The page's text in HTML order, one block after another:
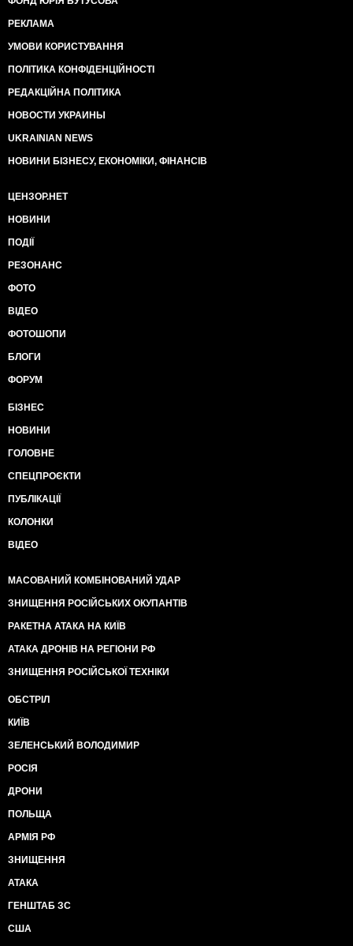
РЕКЛАМА
УМОВИ КОРИСТУВАННЯ
ПОЛІТИКА КОНФІДЕНЦІЙНОСТІ
РЕДАКЦІЙНА ПОЛІТИКА
НОВОСТИ УКРАИНЫ
UKRAINIAN NEWS
НОВИНИ БІЗНЕСУ, ЕКОНОМІКИ, ФІНАНСІВ
ЦЕНЗОР.НЕТ
НОВИНИ
ПОДІЇ
РЕЗОНАНС
ФОТО
ВІДЕО
ФОТОШОПИ
БЛОГИ
ФОРУМ
БІЗНЕС
НОВИНИ
ГОЛОВНЕ
СПЕЦПРОЄКТИ
ПУБЛІКАЦІЇ
КОЛОНКИ
ВІДЕО
МАСОВАНИЙ КОМБІНОВАНИЙ УДАР
ЗНИЩЕННЯ РОСІЙСЬКИХ ОКУПАНТІВ
РАКЕТНА АТАКА НА КИЇВ
АТАКА ДРОНІВ НА РЕГІОНИ РФ
ЗНИЩЕННЯ РОСІЙСЬКОЇ ТЕХНІКИ
ОБСТРІЛ
КИЇВ
ЗЕЛЕНСЬКИЙ ВОЛОДИМИР
РОСІЯ
ДРОНИ
ПОЛЬЩА
АРМІЯ РФ
ЗНИЩЕННЯ
АТАКА
ГЕНШТАБ ЗС
США